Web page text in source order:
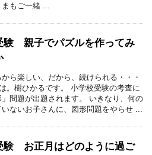
もご一緒 ...
験 親子でパズルを作ってみ
ら楽しい、だから、続けられる・・・
。樹ひかるです。 小学校受験の考査に
」問題が出題されます。 いきなり、何の
ないお子さんに、図形問題をやらせ ...
験 お正月はどのように過ご